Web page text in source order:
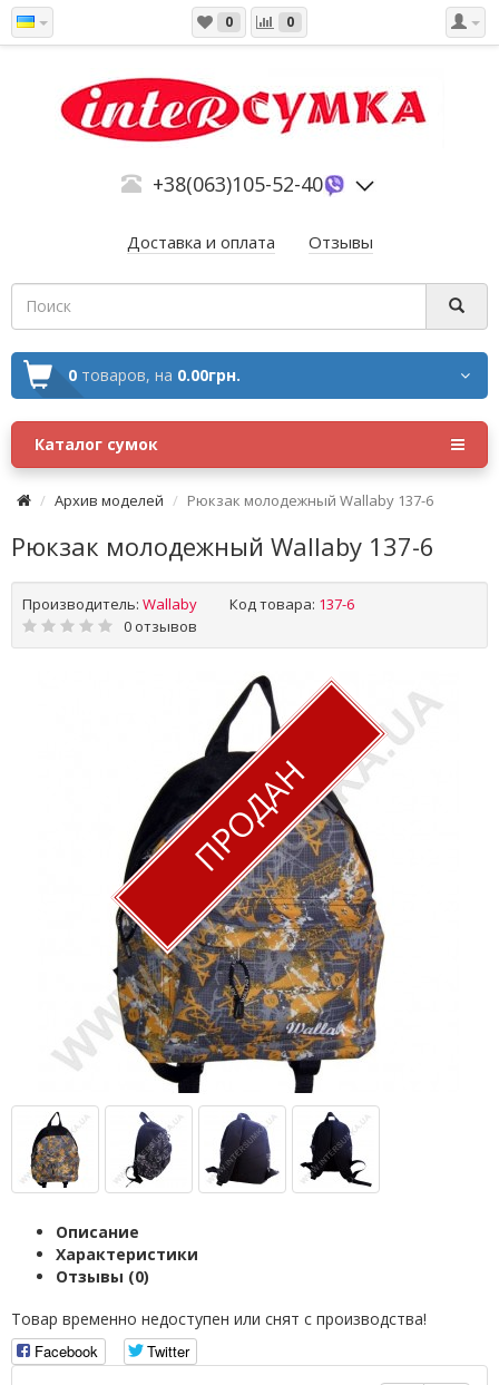
0 0
+38(063)105-52-40
Доставка и оплата Отзывы
0 товаров, на 0.00грн.
Каталог сумок
Архив моделей Рюкзак молодежный Wallaby 137-6
Рюкзак молодежный Wallaby 137-6
Производитель: Wallaby Код товара: 137-6
0 отзывов
ПРОДАН
Описание
Характеристики
Отзывы (0)
Товар временно недоступен или снят с производства!
Facebook
Twitter